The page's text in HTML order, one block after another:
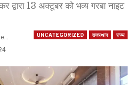
द्वारा 13 अक्टूबर को भव्य गरबा नाइट
UNCATEGORIZED राजस्थान राज्य